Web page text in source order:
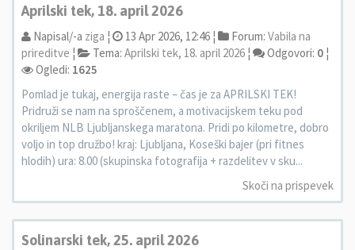
Aprilski tek, 18. april 2026
Napisal/-a ziga ¦ 13 Apr 2026, 12:46 ¦ Forum: Vabila na
prireditve ¦ Tema: Aprilski tek, 18. april 2026 ¦ Odgovori: 0 ¦
Ogledi: 1625
Pomlad je tukaj, energija raste – čas je za APRILSKI TEK!
Pridruži se nam na sproščenem, a motivacijskem teku pod
okriljem NLB Ljubljanskega maratona. Pridi po kilometre, dobro
voljo in top družbo! kraj: Ljubljana, Koseški bajer (pri fitnes
hlodih) ura: 8.00 (skupinska fotografija + razdelitev v sku...
Skoči na prispevek
Solinarski tek, 25. april 2026